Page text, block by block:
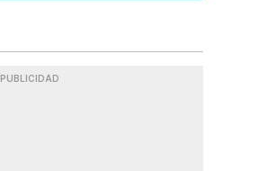
PUBLICIDAD